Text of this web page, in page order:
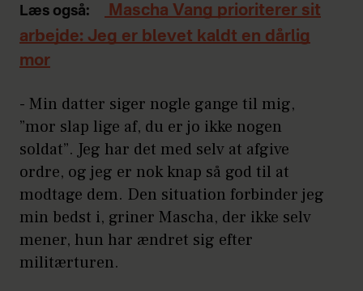
Læs også:
Mascha Vang prioriterer sit
arbejde: Jeg er blevet kaldt en dårlig
mor
- Min datter siger nogle gange til mig,
”mor slap lige af, du er jo ikke nogen
soldat”. Jeg har det med selv at afgive
ordre, og jeg er nok knap så god til at
modtage dem. Den situation forbinder jeg
min bedst i, griner Mascha, der ikke selv
mener, hun har ændret sig efter
militærturen.